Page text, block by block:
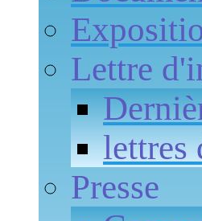
Lettre
lettres
Presse